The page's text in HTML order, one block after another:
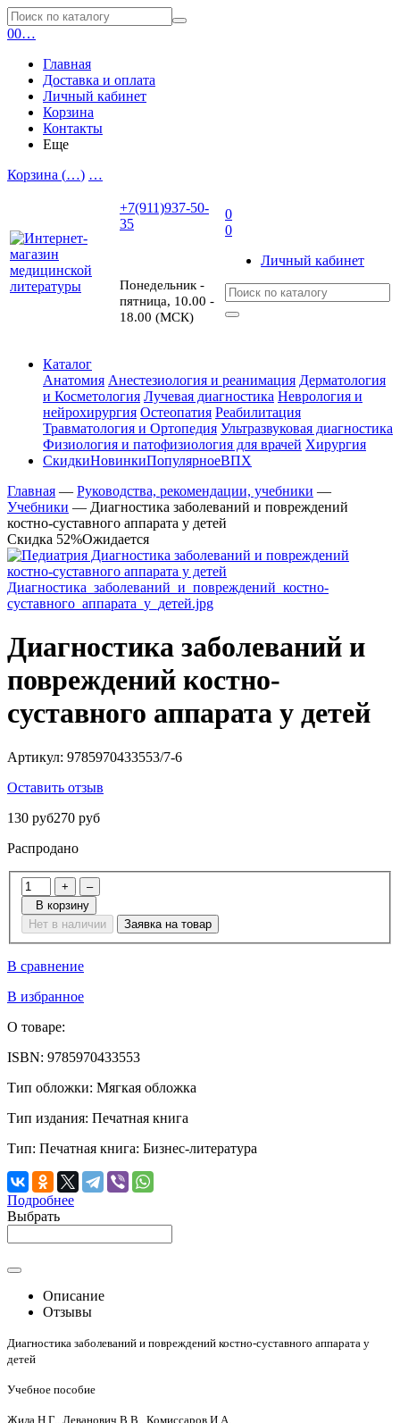
00…
Главная
Доставка и оплата
Личный кабинет
Корзина
Контакты
Еще
Корзина (…) …
+7(911)937-50-
35
Понедельник -
пятница, 10.00 -
18.00 (МСК)
0
0
Личный кабинет
Каталог
Анатомия Анестезиология и реанимация Дерматология
и Косметология Лучевая диагностика Неврология и
нейрохирургия Остеопатия Реабилитация
Травматология и Ортопедия Ультразвуковая диагностика
Физиология и патофизиология для врачей Хирургия
СкидкиНовинкиПопулярноеВПХ
Главная — Руководства, рекомендации, учебники —
Учебники — Диагностика заболеваний и повреждений
костно-суставного аппарата у детей
Скидка 52%Ожидается
Диагностика заболеваний и
повреждений костно-
суставного аппарата у детей
Артикул: 9785970433553/7-6
Оставить отзыв
130 руб270 руб
Распродано
+
–
В корзину
Нет в наличии
Заявка на товар
В сравнение
В избранное
О товаре:
ISBN: 9785970433553
Тип обложки: Мягкая обложка
Тип издания: Печатная книга
Тип: Печатная книга: Бизнес-литература
Подробнее
Выбрать
Описание
Отзывы
Диагностика заболеваний и повреждений костно-суставного аппарата у
детей
Учебное пособие
Жила Н.Г., Леванович В.В., Комиссаров И.А.